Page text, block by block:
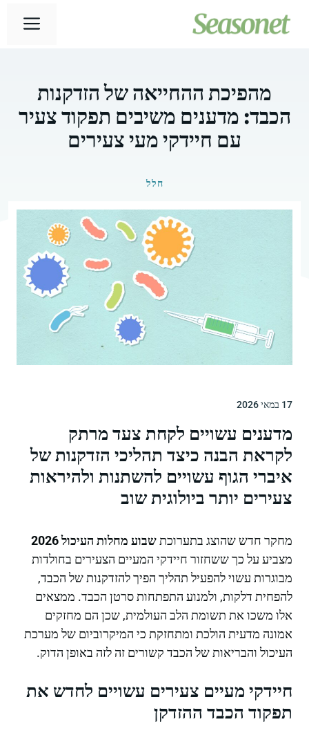
לתוכן
מהפיכת ההחייאה של הזדקנות
הכבד: מדענים משיבים תפקוד צעיר
עם חיידקי מעי צעירים
חלל
17 במאי 2026
מדענים עשויים לקחת צעד מרתק
לקראת הבנה כיצד תהליכי הזדקנות של
איברי הגוף עשויים להשתנות ולהיראות
צעירים יותר ביולוגית שוב
מחקר חדש שהוצג בתערוכתשבוע מחלות העיכול 2026
מצביע על כך ששחזור חיידקי המעיים הצעירים בחולדות
מבוגרות עשוי להפעיל תהליך הפיך להזדקנות של הכבד,
להפחית דלקות, ולמנוע התפתחות סרטן הכבד. ממצאים
אלו משכו את תשומת הלב העולמית, שכן הם מחזקים
אמונה מדעית הולכת ומתחזקת כי המיקרוביום של מערכת
העיכול והבריאות של הכבד קשורים זה לזה באופן הדוק.
חיידקי מעיים צעירים עשויים לחדש את
תפקוד הכבד ההזדקן